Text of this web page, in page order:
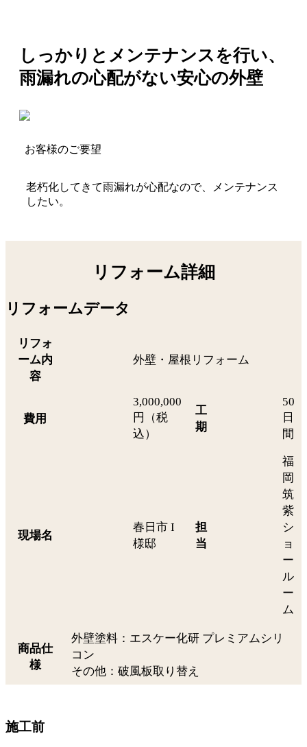
しっかりとメンテナンスを行い、
雨漏れの心配がない安心の外壁
お客様のご要望
老朽化してきて雨漏れが心配なので、メンテナンス
したい。
リフォーム詳細
リフォームデータ
リフォ
ーム内
容
外壁・屋根リフォーム
費用
3,000,000
円（税
込）
工
期
50
日
間
現場名
春日市 I
様邸
担
当
福
岡
筑
紫
シ
ョ
ー
ル
ー
ム
商品仕
様
外壁塗料：エスケー化研 プレミアムシリ
コン
その他：破風板取り替え
施工前